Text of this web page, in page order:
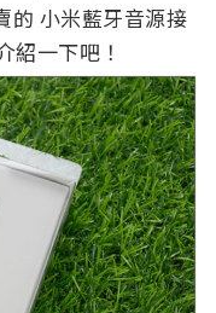
的 小米藍牙音源接
紹一下吧！